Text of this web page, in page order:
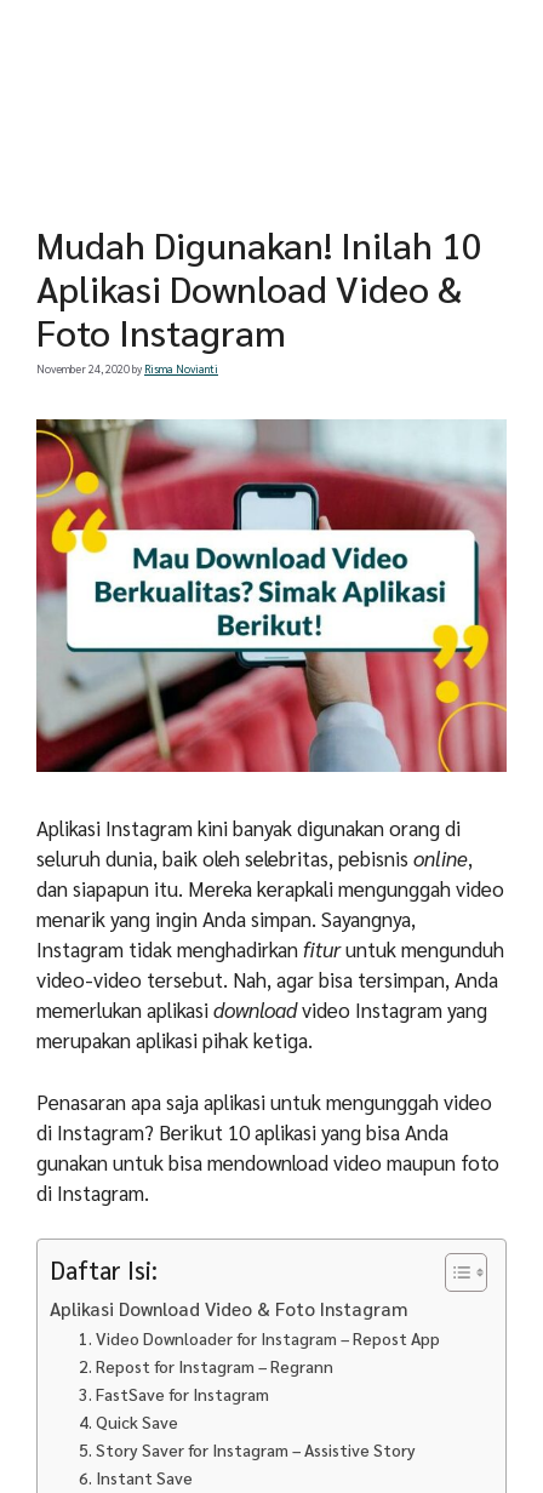
Mudah Digunakan! Inilah 10
Aplikasi Download Video &
Foto Instagram
November 24, 2020by Risma Novianti
Aplikasi Instagram kini banyak digunakan orang di
seluruh dunia, baik oleh selebritas, pebisnis online,
dan siapapun itu. Mereka kerapkali mengunggah video
menarik yang ingin Anda simpan. Sayangnya,
Instagram tidak menghadirkanfituruntuk mengunduh
video-video tersebut. Nah, agar bisa tersimpan, Anda
memerlukan aplikasidownloadvideo Instagram yang
merupakan aplikasi pihak ketiga.
Penasaran apa saja aplikasi untuk mengunggah video
di Instagram? Berikut 10 aplikasi yang bisa Anda
gunakan untuk bisa mendownload video maupun foto
di Instagram.
Daftar Isi:
Aplikasi Download Video & Foto Instagram
1. Video Downloader for Instagram – Repost App
2. Repost for Instagram – Regrann
3. FastSave for Instagram
4. Quick Save
5. Story Saver for Instagram – Assistive Story
6. Instant Save